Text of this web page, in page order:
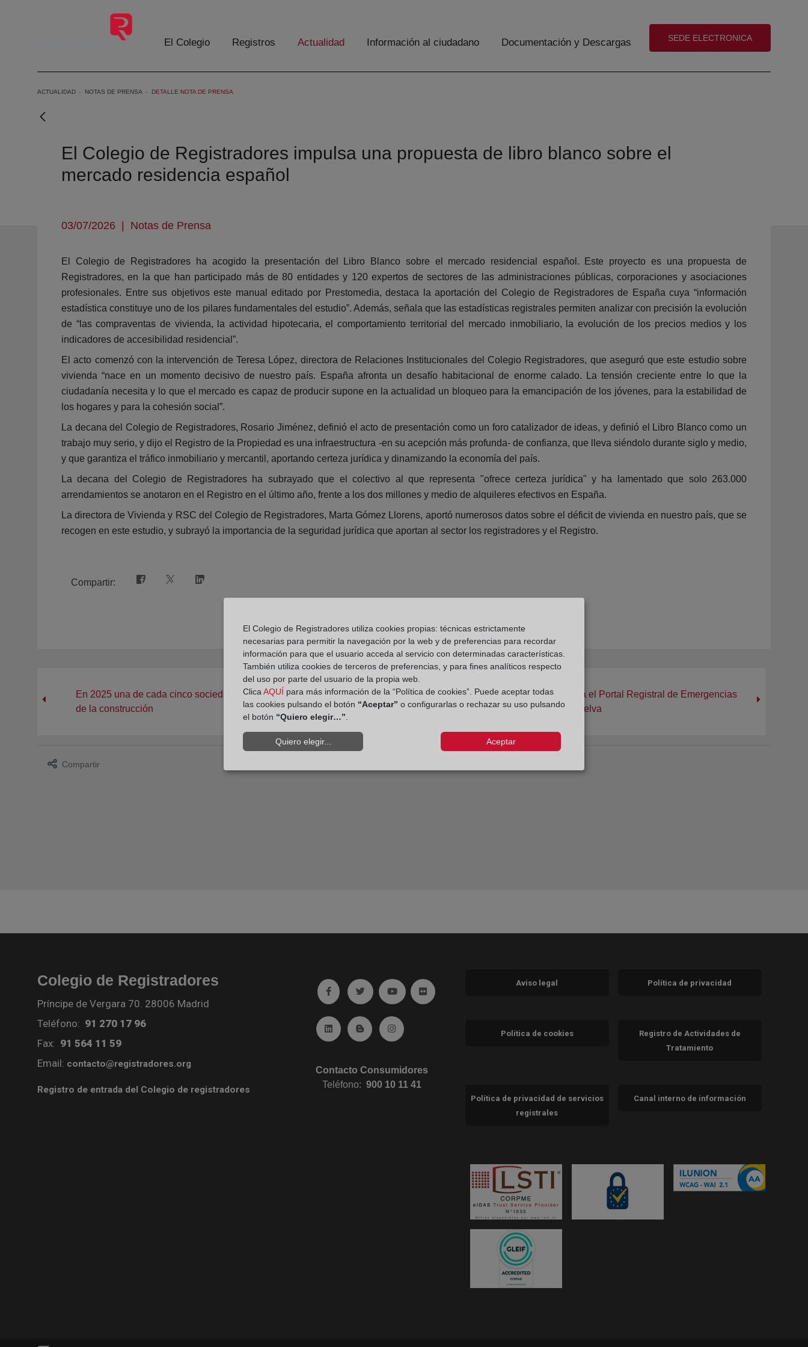
Saltar al contenido principal
El Colegio Registros Actualidad Información al ciudadano Documentación y Descargas (abre en nueva ventana)
SEDE ELECTRONICA
ACTUALIDAD NOTAS DE PRENSA DETALLE NOTA DE PRENSA
El Colegio de Registradores impulsa una propuesta de libro blanco sobre el
mercado residencia español
03/07/2026 | Notas de Prensa
El Colegio de Registradores ha acogido la presentación del Libro Blanco sobre el mercado residencial español. Este proyecto es una propuesta de
Registradores, en la que han participado más de 80 entidades y 120 expertos de sectores de las administraciones públicas, corporaciones y asociaciones
profesionales. Entre sus objetivos este manual editado por Prestomedia, destaca la aportación del Colegio de Registradores de España cuya “información
estadística constituye uno de los pilares fundamentales del estudio”. Además, señala que las estadísticas registrales permiten analizar con precisión la evolución
de “las compraventas de vivienda, la actividad hipotecaria, el comportamiento territorial del mercado inmobiliario, la evolución de los precios medios y los
indicadores de accesibilidad residencial”.
El acto comenzó con la intervención de Teresa López, directora de Relaciones Institucionales del Colegio Registradores, que aseguró que este estudio sobre
vivienda “nace en un momento decisivo de nuestro país. España afronta un desafío habitacional de enorme calado. La tensión creciente entre lo que la
ciudadanía necesita y lo que el mercado es capaz de producir supone en la actualidad un bloqueo para la emancipación de los jóvenes, para la estabilidad de
los hogares y para la cohesión social”.
La decana del Colegio de Registradores, Rosario Jiménez, definió el acto de presentación como un foro catalizador de ideas, y definió el Libro Blanco como un
trabajo muy serio, y dijo el Registro de la Propiedad es una infraestructura -en su acepción más profunda- de confianza, que lleva siéndolo durante siglo y medio,
y que garantiza el tráfico inmobiliario y mercantil, aportando certeza jurídica y dinamizando la economía del país.
La decana del Colegio de Registradores ha subrayado que el colectivo al que representa "ofrece certeza jurídica" y ha lamentado que solo 263.000
arrendamientos se anotaron en el Registro en el último año, frente a los dos millones y medio de alquileres efectivos en España.
La directora de Vivienda y RSC del Colegio de Registradores, Marta Gómez Llorens, aportó numerosos datos sobre el déficit de vivienda en nuestro país, que se
recogen en este estudio, y subrayó la importancia de la seguridad jurídica que aportan al sector los registradores y el Registro.
Compartir:
En 2025 una de cada cinco sociedades concursadas pertenecía al ciclo
de la construcción
El Colegio de Registradores activa el Portal Registral de Emergencias
ante los incendios en Aragón y Huelva
Compartir
Colegio de Registradores
Príncipe de Vergara 70. 28006 Madrid
Teléfono: 91 270 17 96
Fax: 91 564 11 59
Email: contacto@registradores.org
Registro de entrada del Colegio de registradores
Ir a facebook (abre en ventana nueva)
Ir a twitter (abre en ventana nueva)
Ir a YouTube (abre en ventana nueva)
Ir a Flickr (abre en ventana nueva)
Ir a Linkedin (abre en ventana nueva)
Ir al Blog (abre en ventana nueva)
Ir a Instagram (abre en ventana nueva)
Contacto Consumidores
Teléfono:900 10 11 41
Aviso legal Política de privacidad
Política de cookies
Registro de Actividades de
Tratamiento
Política de privacidad de servicios
registrales
Canal interno de información
El Colegio de Registradores utiliza cookies propias: técnicas estrictamente
necesarias para permitir la navegación por la web y de preferencias para recordar
información para que el usuario acceda al servicio con determinadas características.
También utiliza cookies de terceros de preferencias, y para fines analíticos respecto
del uso por parte del usuario de la propia web.
ClicaAQUÍ para más información de la “Política de cookies”. Puede aceptar todas
las cookies pulsando el botón “Aceptar” o configurarlas o rechazar su uso pulsando
el botón “Quiero elegir…”.
Quiero elegir... Aceptar